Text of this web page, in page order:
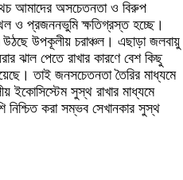
আমাদের অসচেতনতা ও বিরুপ
ও প্রজননভুমি ক্ষতিগ্রস্ত হচ্ছে।
উপকূলীয় চরাঞ্চল। এছাড়া জলবায়ু
ঝাল পেতে রাখার কারণে বেশ কিছু
তাই জনসচেতনতা তৈরির মাধ্যমে
ইকোসিস্টেম সুস্থ রাখার মাধ্যমে
নিশ্চিত করা সম্ভব সেখানকার সুস্থ